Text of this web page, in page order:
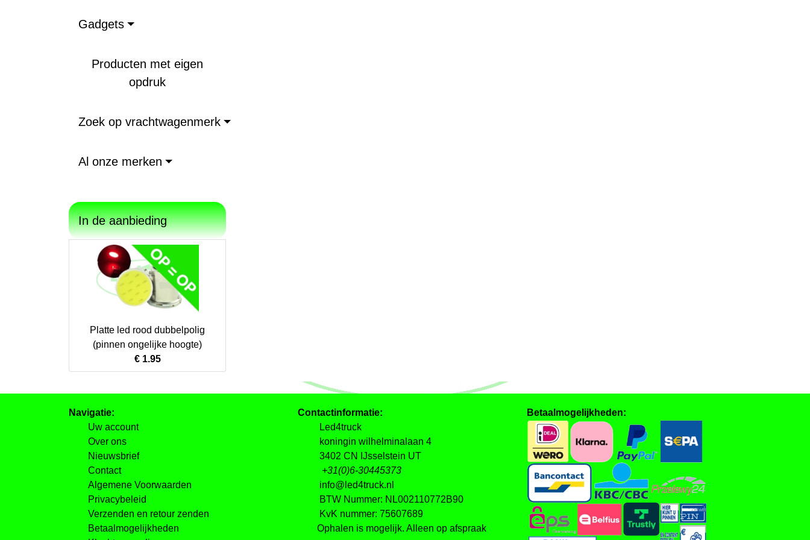
Gadgets
Producten met eigen
opdruk
Zoek op vrachtwagenmerk
Al onze merken
In de aanbieding
Platte led rood dubbelpolig
(pinnen ongelijke hoogte)
€ 1.95
Navigatie:
Uw account
Over ons
Nieuwsbrief
Contact
Algemene Voorwaarden
Privacybeleid
Verzenden en retour zenden
Betaalmogelijkheden
Contactinformatie:
Led4truck
koningin wilhelminalaan 4
3402 CN IJsselstein UT
+31(0)6-30445373
info@led4truck.nl
BTW Nummer: NL002110772B90
KvK nummer: 75607689
Ophalen is mogelijk. Alleen op afspraak
Betaalmogelijkheden: